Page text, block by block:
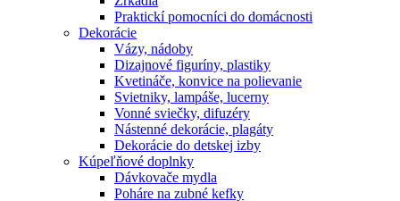
Praktickí pomocníci do domácnosti
Dekorácie
Vázy, nádoby
Dizajnové figuríny, plastiky
Kvetináče, konvice na polievanie
Svietniky, lampáše, lucerny
Vonné sviečky, difuzéry
Nástenné dekorácie, plagáty
Dekorácie do detskej izby
Kúpeľňové doplnky
Dávkovače mydla
Poháre na zubné kefky